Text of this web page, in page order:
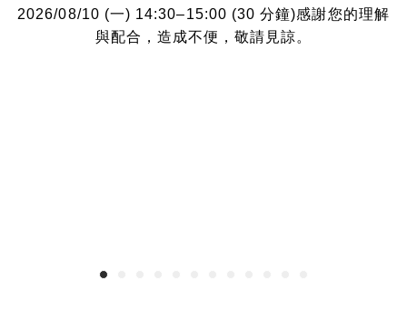
2026/08/10 (一) 14:30–15:00 (30 分鐘)感謝您的理解
與配合，造成不便，敬請見諒。